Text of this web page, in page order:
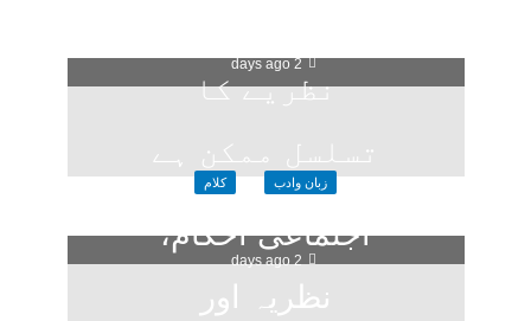
2 days ago
نظریے کا
تسلسل ممکن ہے
2 days ago
زبان وادب کلام
اجتماعی احکام،
نظریہ اور